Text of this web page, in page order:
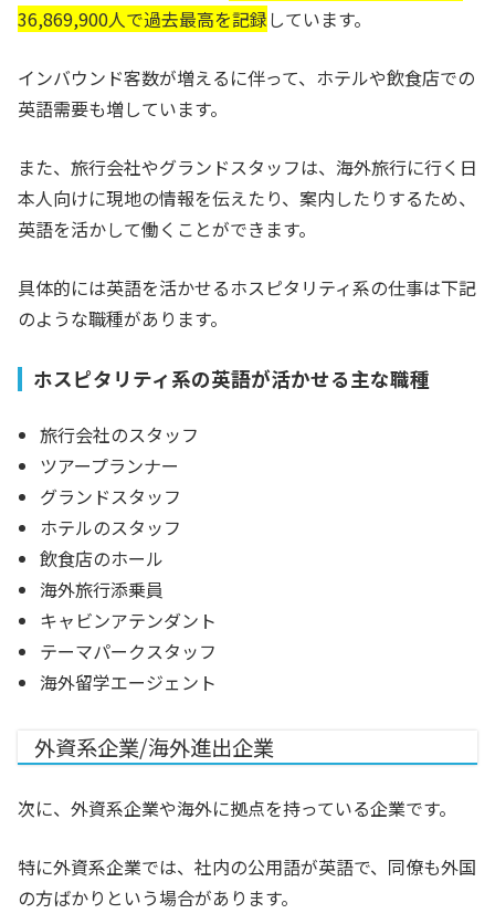
36,869,900人で過去最高を記録しています。
インバウンド客数が増えるに伴って、ホテルや飲食店での
英語需要も増しています。
また、旅行会社やグランドスタッフは、海外旅行に行く日
本人向けに現地の情報を伝えたり、案内したりするため、
英語を活かして働くことができます。
具体的には英語を活かせるホスピタリティ系の仕事は下記
のような職種があります。
ホスピタリティ系の英語が活かせる主な職種
旅行会社のスタッフ
ツアープランナー
グランドスタッフ
ホテルのスタッフ
飲食店のホール
海外旅行添乗員
キャビンアテンダント
テーマパークスタッフ
海外留学エージェント
外資系企業/海外進出企業
次に、 外資系企業や海外に拠点を持っている企業です。
特に外資系企業では、社内の公用語が英語で、同僚も外国
の方ばかりという場合があります。